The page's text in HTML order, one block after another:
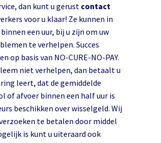
dan kunt u gerust contact
voor u klaar! Ze kunnen in
een uur, bij u zijn om uw
te verhelpen. Succes
op basis van NO-CURE-NO-PAY.
niet verhelpen, dan betaalt u
leert, dat de gemiddelde
of afvoer binnen een half uur is
beschikken over wisselgeld. Wij
te betalen door middel
is kunt u uiteraard ook